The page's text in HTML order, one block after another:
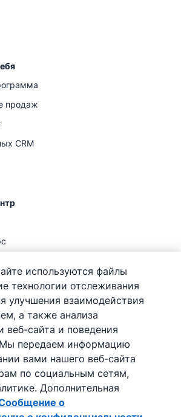
продаж
CRM
услуг
cookie
используются файлы
технологии отслеживания
улучшения взаимодействия
а также анализа
веб-сайта и поведения
Мы передаем информацию
вами нашего веб-сайта
по социальным сетям,
Дополнительная
о